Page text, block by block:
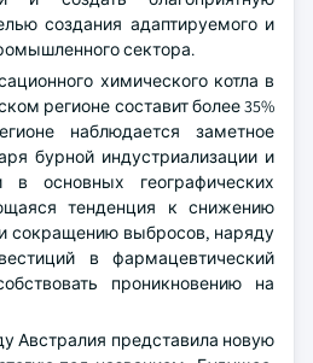
создания адаптируемого и
сектора.
химического котла в
регионе составит более 35%
наблюдается заметное
бурной индустриализации и
в основных географических
тенденция к снижению
сокращению выбросов, наряду
в фармацевтический
проникновению на
Австралия представила новую